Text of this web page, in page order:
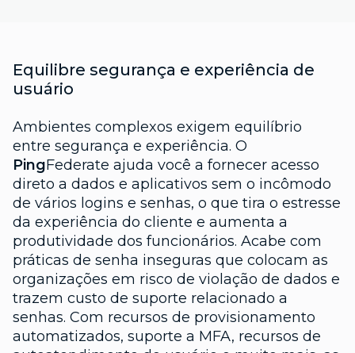
Equilibre segurança e experiência de
usuário
Ambientes complexos exigem equilíbrio
entre segurança e experiência. O
PingFederate ajuda você a fornecer acesso
direto a dados e aplicativos sem o incômodo
de vários logins e senhas, o que tira o estresse
da experiência do cliente e aumenta a
produtividade dos funcionários. Acabe com
práticas de senha inseguras que colocam as
organizações em risco de violação de dados e
trazem custo de suporte relacionado a
senhas. Com recursos de provisionamento
automatizados, suporte a MFA, recursos de